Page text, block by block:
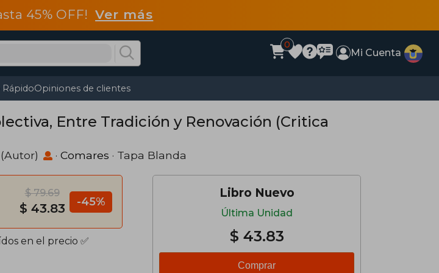
45% OFF!Ver más
0
Mi Cuenta
Opiniones de clientes
Entre Tradición y Renovación (Critica
(Autor) · Comares · Tapa Blanda
$ 79.69
$ 43.83 -45%
en el precio ✅
Libro Nuevo
Última Unidad
$ 43.83
Comprar